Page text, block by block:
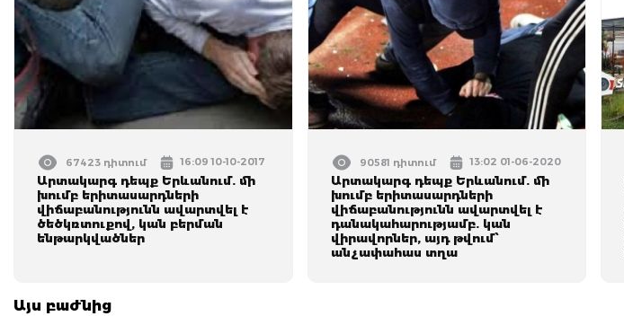
67423 դիտում 16:09 10-10-2017
Արտակարգ դեպք Երևանում. մի
խումբ երիտասարդների
վիճաբանությունն ավարտվել է
ծեծկռտուքով, կան բերման
ենթարկվածներ
90581 դիտում 13:02 01-06-2020
Արտակարգ դեպք Երևանում. մի
խումբ երիտասարդների
վիճաբանությունն ավարտվել է
դանակահարությամբ. կան
վիրավորներ, այդ թվում՝
անչափահաս տղա
Այս բաժնից